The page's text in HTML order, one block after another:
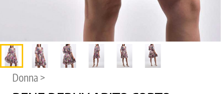
Donna >